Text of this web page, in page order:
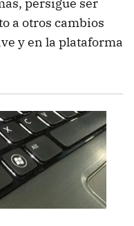
persigue ser
a otros cambios
y en la plataforma